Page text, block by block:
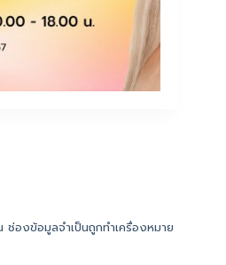
ช่องข้อมูลจำเป็นถูกทำเครื่องหมาย